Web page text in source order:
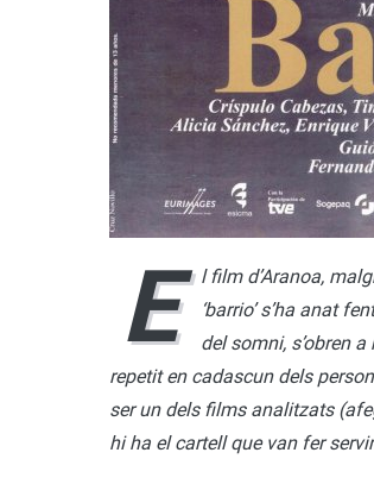
E
l film d’Aranoa,
‘barrio’ s’ha anat
del somni, s’obren
repetit en cadascun dels
ser un dels films analitzats
hi ha el cartell que van fer